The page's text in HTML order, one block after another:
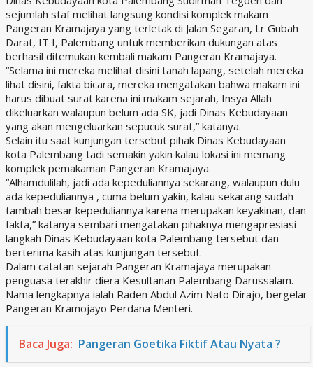
sejumlah staf melihat langsung kondisi komplek makam
Pangeran Kramajaya yang terletak di Jalan Segaran, Lr Gubah
Darat, IT I, Palembang untuk memberikan dukungan atas
berhasil ditemukan kembali makam Pangeran Kramajaya.
“Selama ini mereka melihat disini tanah lapang, setelah mereka
lihat disini, fakta bicara, mereka mengatakan bahwa makam ini
harus dibuat surat karena ini makam sejarah, Insya Allah
dikeluarkan walaupun belum ada SK, jadi Dinas Kebudayaan
yang akan mengeluarkan sepucuk surat,” katanya.
Selain itu saat kunjungan tersebut pihak Dinas Kebudayaan
kota Palembang tadi semakin yakin kalau lokasi ini memang
komplek pemakaman Pangeran Kramajaya.
“Alhamdulilah, jadi ada kepeduliannya sekarang, walaupun dulu
ada kepeduliannya , cuma belum yakin, kalau sekarang sudah
tambah besar kepeduliannya karena merupakan keyakinan, dan
fakta,” katanya sembari mengatakan pihaknya mengapresiasi
langkah Dinas Kebudayaan kota Palembang tersebut dan
berterima kasih atas kunjungan tersebut.
Dalam catatan sejarah Pangeran Kramajaya merupakan
penguasa terakhir diera Kesultanan Palembang Darussalam.
Nama lengkapnya ialah Raden Abdul Azim Nato Dirajo, bergelar
Pangeran Kramojayo Perdana Menteri.
Baca Juga: Pangeran Goetika Fiktif Atau Nyata ?